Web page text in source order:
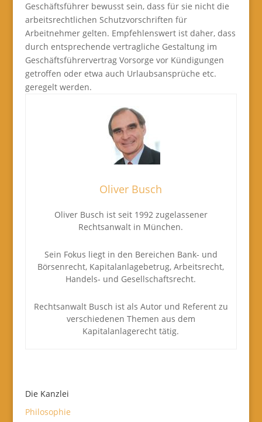
Geschäftsführer bewusst sein, dass für sie nicht die
arbeitsrechtlichen Schutzvorschriften für
Arbeitnehmer gelten. Empfehlenswert ist daher, dass
durch entsprechende vertragliche Gestaltung im
Geschäftsführervertrag Vorsorge vor Kündigungen
getroffen oder etwa auch Urlaubsansprüche etc.
geregelt werden.
Oliver Busch
Oliver Busch ist seit 1992 zugelassener
Rechtsanwalt in München.
Sein Fokus liegt in den Bereichen Bank- und
Börsenrecht, Kapitalanlagebetrug, Arbeitsrecht,
Handels- und Gesellschaftsrecht.
Rechtsanwalt Busch ist als Autor und Referent zu
verschiedenen Themen aus dem
Kapitalanlagerecht tätig.
Die Kanzlei
Philosophie